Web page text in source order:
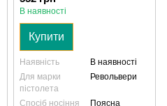
В наявності
Купити
Наявність
В наявності
Для марки
пістолета
Револьвери
Спосіб носіння
Поясна